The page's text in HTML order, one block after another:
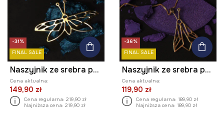
-31%
FINAL SALE
Naszyjnik ze srebra pokrytego złotem damski Medicine x Todoro
Cena aktualna:
149,90 zł
Cena regularna: 219,90 zł
Najniższa cena: 219,90 zł
-36%
FINAL SALE
Naszyjnik ze srebra pokrytego złotem damski Medicine x Todoro
Cena aktualna:
119,90 zł
Cena regularna: 189,90 zł
Najniższa cena: 189,90 zł